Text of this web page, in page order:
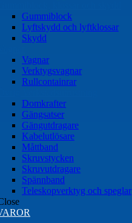
Gummiblock
Lyftskydd och lyftklossar
Skydd
Vagnar
Verktygsvagnar
Rullcontainrar
Domkrafter
Gängsatser
Gängutdragare
Kabelutlösare
Måttband
Skruvstycken
Skruvutdragare
Spännband
Teleskopverktyg och speglar